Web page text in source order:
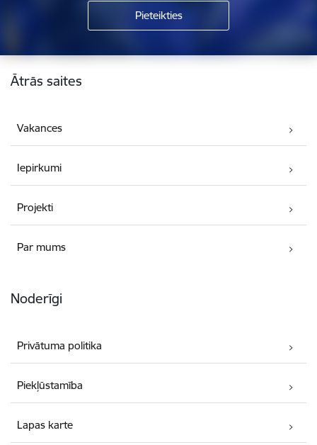
Kājene
Ātrās saites
Vakances
Iepirkumi
Projekti
Par mums
Noderīgi
Privātuma politika
Piekļūstamība
Lapas karte